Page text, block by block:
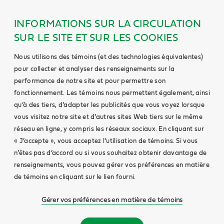
INFORMATIONS SUR LA CIRCULATION
SUR LE SITE ET SUR LES COOKIES
Nous utilisons des témoins (et des technologies équivalentes)
pour collecter et analyser des renseignements sur la
performance de notre site et pour permettre son
fonctionnement. Les témoins nous permettent également, ainsi
qu’à des tiers, d’adapter les publicités que vous voyez lorsque
vous visitez notre site et d’autres sites Web tiers sur le même
réseau en ligne, y compris les réseaux sociaux. En cliquant sur
« J’accepte », vous acceptez l’utilisation de témoins. Si vous
n’êtes pas d’accord ou si vous souhaitez obtenir davantage de
renseignements, vous pouvez gérer vos préférences en matière
de témoins en cliquant sur le lien fourni.
Gérer vos préférences en matière de témoins